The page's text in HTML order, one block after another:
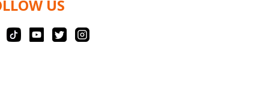
US